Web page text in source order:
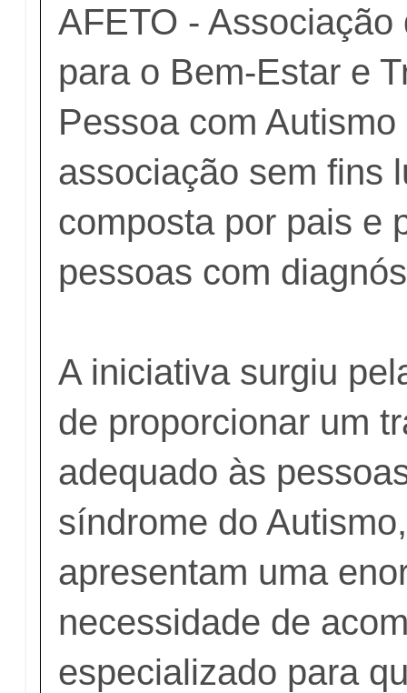
AFETO -
para o Bem-Estar e
Pessoa com Autismo
associação sem fins
composta por pais e
pessoas com
A iniciativa surgiu
de proporcionar um
adequado às
síndrome do
apresentam uma
necessidade de
especializado para